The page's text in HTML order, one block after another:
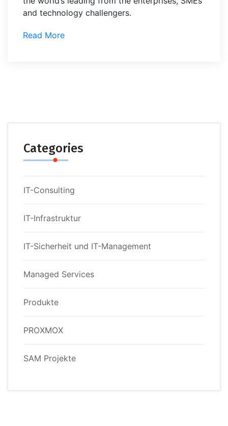
and technology challengers.
Read More
Categories
IT-Consulting
IT-Infrastruktur
IT-Sicherheit und IT-Management
Managed Services
Produkte
PROXMOX
SAM Projekte